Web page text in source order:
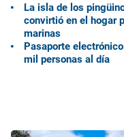
La isla de los
convirtió en el hogar
marinas
Pasaporte
mil personas al día